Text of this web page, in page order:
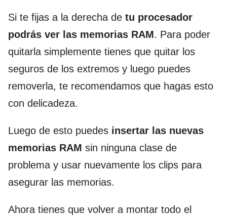
Si te fijas a la derecha de tu procesador
podrás ver las memorias RAM. Para poder
quitarla simplemente tienes que quitar los
seguros de los extremos y luego puedes
removerla, te recomendamos que hagas esto
con delicadeza.
Luego de esto puedes insertar las nuevas
memorias RAM sin ninguna clase de
problema y usar nuevamente los clips para
asegurar las memorias.
Ahora tienes que volver a montar todo el